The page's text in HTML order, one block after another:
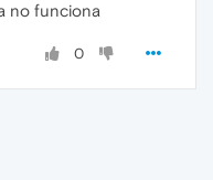
no funciona
0